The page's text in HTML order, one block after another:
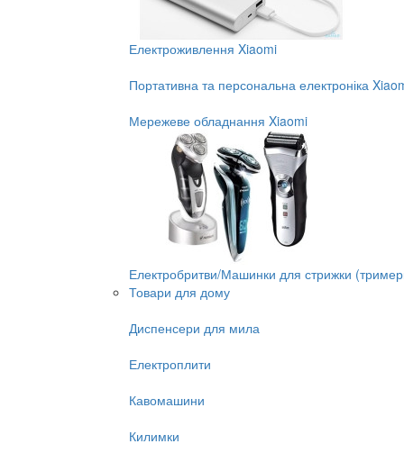
Електроживлення Xiaomi
Портативна та персональна електроніка
Мережеве обладнання Xiaomi
Електробритви/Машинки для стрижки
Товари для дому
Диспенсери для мила
Електроплити
Кавомашини
Килимки